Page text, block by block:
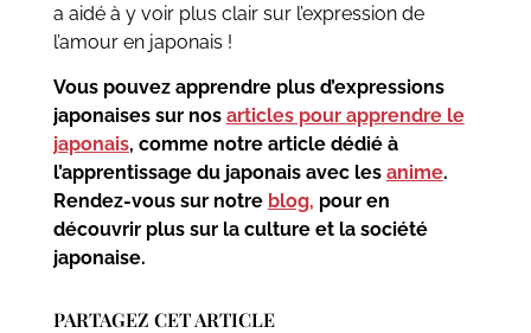
a aidé à y voir plus clair sur l’expression de
l’amour en japonais !
Vous pouvez apprendre plus d’expressions
japonaises sur nos articles pour apprendre le
japonais, comme notre article dédié à
l’apprentissage du japonais avec les anime.
Rendez-vous sur notre blog, pour en
découvrir plus sur la culture et la société
japonaise.
PARTAGEZ CET ARTICLE